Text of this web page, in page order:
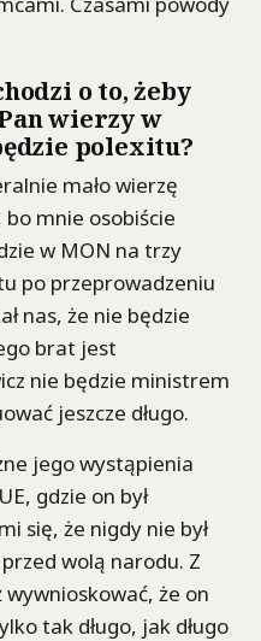
o to, żeby
wierzy w
polexitu?
mało wierzę
bo mnie osobiście
w MON na trzy
po przeprowadzeniu
nas, że nie będzie
brat jest
nie będzie ministrem
jeszcze długo.
jego wystąpienia
gdzie on był
się, że nigdy nie był
wolą narodu. Z
że on
tak długo, jak długo